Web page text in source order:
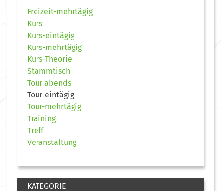
Freizeit-mehrtägig
Kurs
Kurs-eintägig
Kurs-mehrtägig
Kurs-Theorie
Stammtisch
Tour abends
Tour-eintägig
Tour-mehrtägig
Training
Treff
Veranstaltung
KATEGORIE